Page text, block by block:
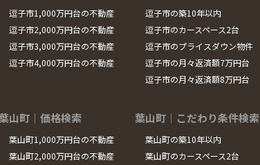
逗子市1,000万円台の不動産
逗子市2,000万円台の不動産
逗子市3,000万円台の不動産
逗子市4,000万円台の不動産
逗子市の築10年以内
逗子市のカースペース2台
逗子市のプライスダウン物件
逗子市の月々返済額7万円台
逗子市の月々返済額8万円台
山町｜価格検索
葉山町1,000万円台の不動産
葉山町2,000万円台の不動産
葉山町｜こだわり条件検索
葉山町の築10年以内
葉山町のカースペース2台